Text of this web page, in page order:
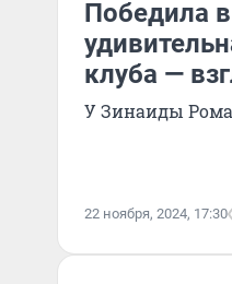
Победила
клуба —
У Зинаиды
22 ноября, 2024, 17:30